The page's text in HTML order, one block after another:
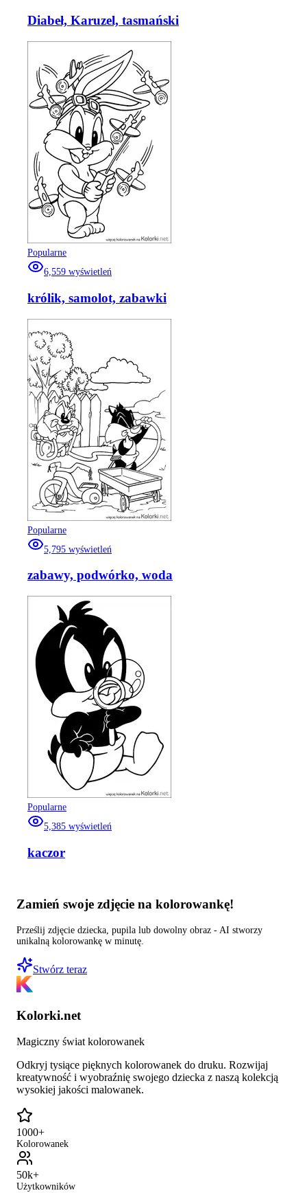
Diabeł, Karuzel, tasmański
Popularne
6,559 wyświetleń
królik, samolot, zabawki
Popularne
5,795 wyświetleń
zabawy, podwórko, woda
Popularne
5,385 wyświetleń
kaczor
Zamień swoje zdjęcie na kolorowankę!
Prześlij zdjęcie dziecka, pupila lub dowolny obraz - AI stworzy
unikalną kolorowankę w minutę.
Stwórz teraz
Kolorki.net
Magiczny świat kolorowanek
Odkryj tysiące pięknych kolorowanek do druku. Rozwijaj
kreatywność i wyobraźnię swojego dziecka z naszą kolekcją
wysokiej jakości malowanek.
1000+
Kolorowanek
50k+
Użytkowników